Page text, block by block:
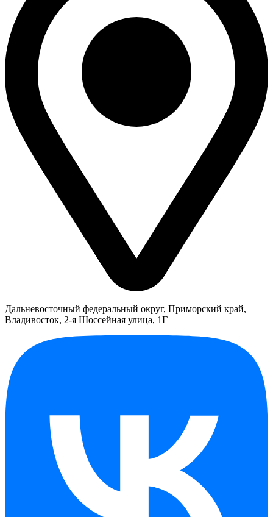
Дальневосточный федеральный округ, Приморский край,
Владивосток, 2-я Шоссейная улица, 1Г